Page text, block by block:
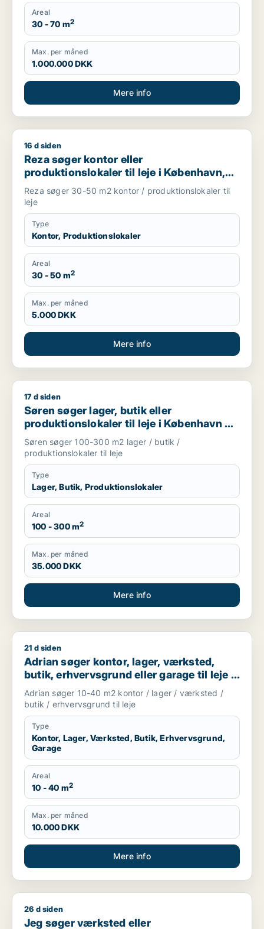
Areal
30 - 70 m2
Max. per måned
1.000.000 DKK
Mere info
Reza søger kontor eller produktionslokaler til leje i
16 d siden
Reza søger kontor eller
produktionslokaler til leje i København,
Frederiksberg eller Ørestad m.fl.
Reza søger 30-50 m2 kontor / produktionslokaler til
leje
Type
Kontor, Produktionslokaler
Areal
30 - 50 m2
Max. per måned
5.000 DKK
Mere info
Søren søger lager, butik eller produktionslokaler til leje i
17 d siden
Søren søger lager, butik eller
produktionslokaler til leje i København K,
Vesterbro eller Frederiksberg m.fl.
Søren søger 100-300 m2 lager / butik /
produktionslokaler til leje
Type
Lager, Butik, Produktionslokaler
Areal
100 - 300 m2
Max. per måned
35.000 DKK
Mere info
Adrian søger kontor, lager, værksted, butik, erhvervsgrund
21 d siden
Adrian søger kontor, lager, værksted,
butik, erhvervsgrund eller garage til leje i
København K, Vesterbro eller
Frederiksberg m.fl.
Adrian søger 10-40 m2 kontor / lager / værksted /
butik / erhvervsgrund til leje
Type
Kontor, Lager, Værksted, Butik, Erhvervsgrund,
Garage
Areal
10 - 40 m2
Max. per måned
10.000 DKK
Mere info
Jeg søger værksted eller produktionslokaler til leje i
26 d siden
Jeg søger værksted eller